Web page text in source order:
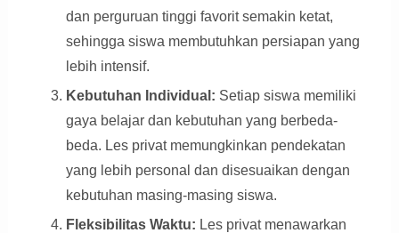
dan perguruan tinggi favorit semakin ketat,
sehingga siswa membutuhkan persiapan yang
lebih intensif.
Kebutuhan Individual: Setiap siswa memiliki
gaya belajar dan kebutuhan yang berbeda-
beda. Les privat memungkinkan pendekatan
yang lebih personal dan disesuaikan dengan
kebutuhan masing-masing siswa.
Fleksibilitas Waktu: Les privat menawarkan